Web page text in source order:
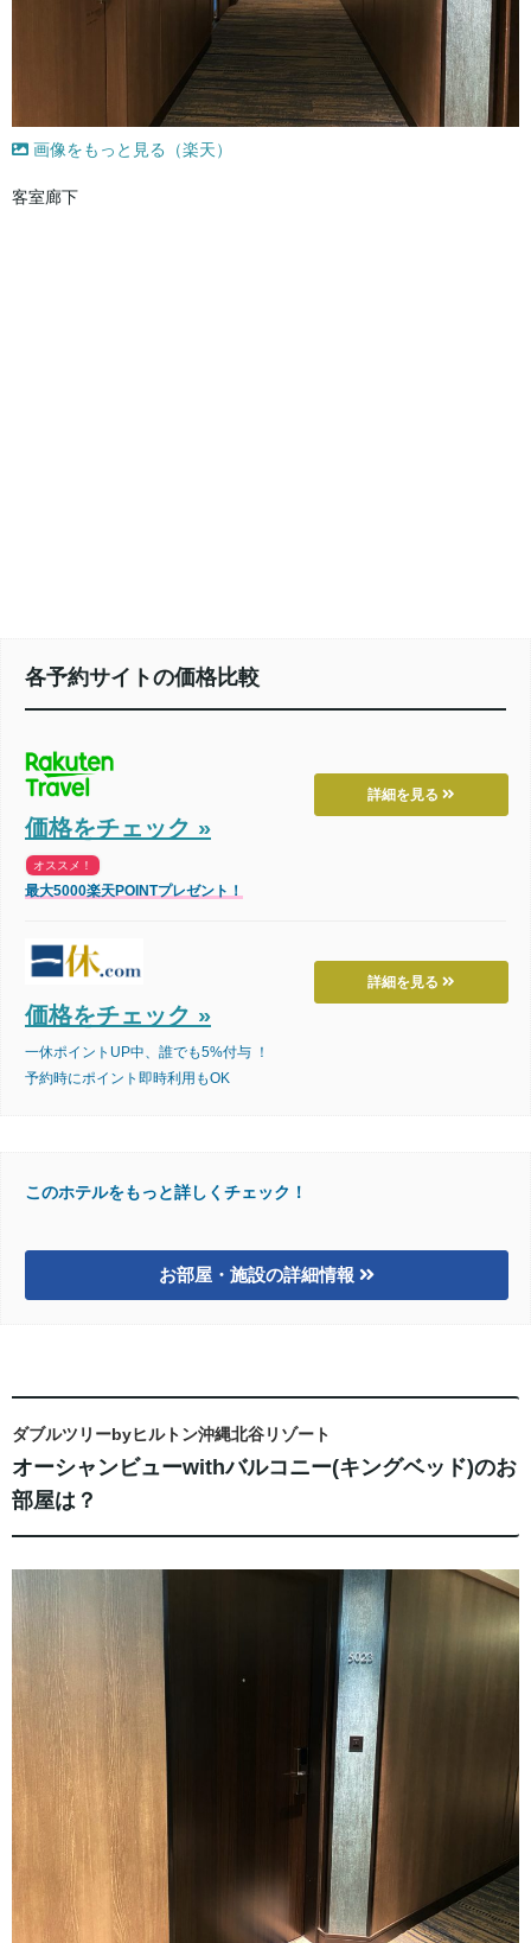
画像をもっと見る（楽天）
客室廊下
各予約サイトの価格比較
詳細を見る
価格をチェック »
オススメ！
最大5000楽天POINTプレゼント！
詳細を見る
価格をチェック »
一休ポイントUP中、誰でも5%付与 ！
予約時にポイント即時利用もOK
このホテルをもっと詳しくチェック！
お部屋・施設の詳細情報
ダブルツリーbyヒルトン沖縄北谷リゾート
オーシャンビューwithバルコニー(キングベッド)のお
部屋は？